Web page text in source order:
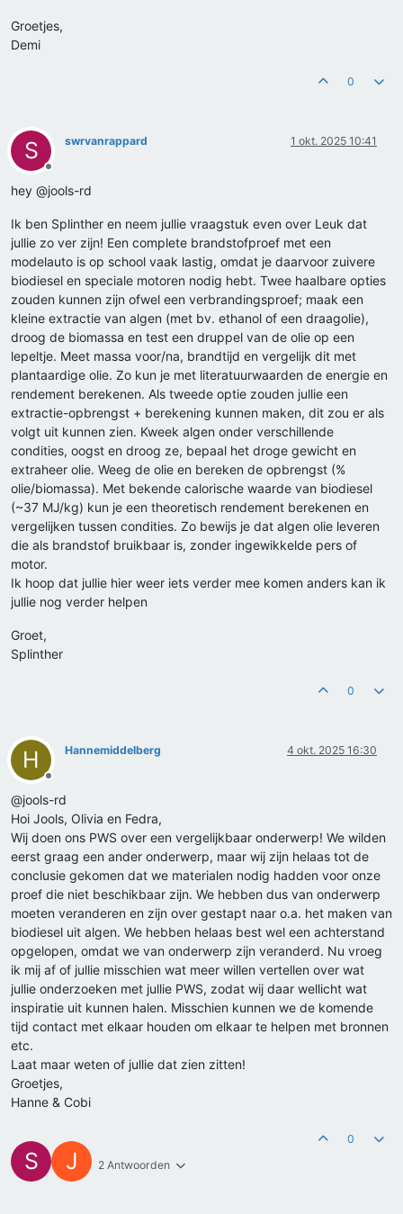
Groetjes,
Demi
0
S
Offline
swrvanrappard 1 okt. 2025 10:41
hey @jools-rd
Ik ben Splinther en neem jullie vraagstuk even over Leuk dat
jullie zo ver zijn! Een complete brandstofproef met een
modelauto is op school vaak lastig, omdat je daarvoor zuivere
biodiesel en speciale motoren nodig hebt. Twee haalbare opties
zouden kunnen zijn ofwel een verbrandingsproef; maak een
kleine extractie van algen (met bv. ethanol of een draagolie),
droog de biomassa en test een druppel van de olie op een
lepeltje. Meet massa voor/na, brandtijd en vergelijk dit met
plantaardige olie. Zo kun je met literatuurwaarden de energie en
rendement berekenen. Als tweede optie zouden jullie een
extractie-opbrengst + berekening kunnen maken, dit zou er als
volgt uit kunnen zien. Kweek algen onder verschillende
condities, oogst en droog ze, bepaal het droge gewicht en
extraheer olie. Weeg de olie en bereken de opbrengst (%
olie/biomassa). Met bekende calorische waarde van biodiesel
(~37 MJ/kg) kun je een theoretisch rendement berekenen en
vergelijken tussen condities. Zo bewijs je dat algen olie leveren
die als brandstof bruikbaar is, zonder ingewikkelde pers of
motor.
Ik hoop dat jullie hier weer iets verder mee komen anders kan ik
jullie nog verder helpen
Groet,
Splinther
0
H
Offline
Hannemiddelberg 4 okt. 2025 16:30
@jools-rd
Hoi Jools, Olivia en Fedra,
Wij doen ons PWS over een vergelijkbaar onderwerp! We wilden
eerst graag een ander onderwerp, maar wij zijn helaas tot de
conclusie gekomen dat we materialen nodig hadden voor onze
proef die niet beschikbaar zijn. We hebben dus van onderwerp
moeten veranderen en zijn over gestapt naar o.a. het maken van
biodiesel uit algen. We hebben helaas best wel een achterstand
opgelopen, omdat we van onderwerp zijn veranderd. Nu vroeg
ik mij af of jullie misschien wat meer willen vertellen over wat
jullie onderzoeken met jullie PWS, zodat wij daar wellicht wat
inspiratie uit kunnen halen. Misschien kunnen we de komende
tijd contact met elkaar houden om elkaar te helpen met bronnen
etc.
Laat maar weten of jullie dat zien zitten!
Groetjes,
Hanne & Cobi
S J 2 Antwoorden
0